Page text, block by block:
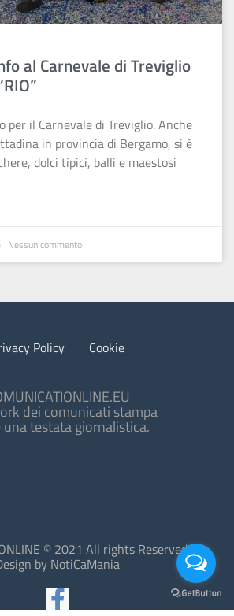
al Carnevale di Treviglio
per il Carnevale di Treviglio. Anche
in provincia di Bergamo, si è
dolci tipici, balli e maestosi
Nessun commento
Policy Cookie
dei comunicati stampa
una testata giornalistica.
© 2021 All rights Reserved.
by NotiCaMania